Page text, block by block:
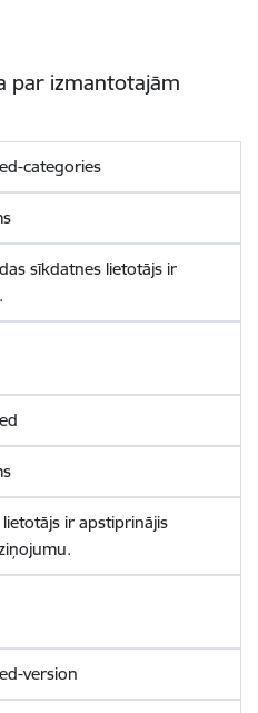
par izmantotajām
categories
sīkdatnes lietotājs ir
ir apstiprinājis
version